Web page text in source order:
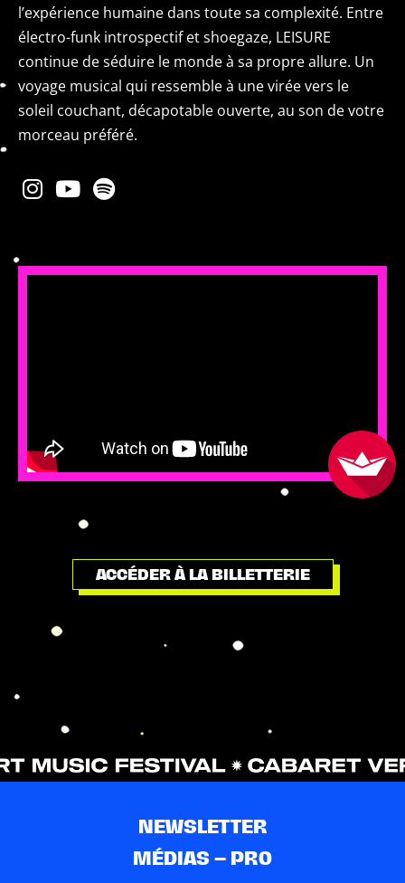
l’expérience humaine dans toute sa complexité. Entre
électro-funk introspectif et shoegaze, LEISURE
continue de séduire le monde à sa propre allure. Un
voyage musical qui ressemble à une virée vers le
soleil couchant, décapotable ouverte, au son de votre
morceau préféré.
ACCÉDER À LA BILLETTERIE
NEWSLETTER
MÉDIAS – PRO